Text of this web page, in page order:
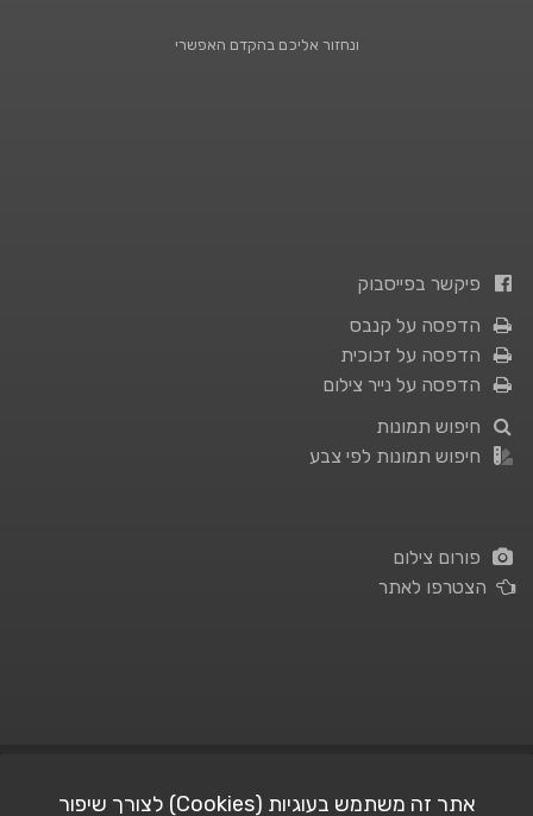
ונחזור אליכם בהקדם האפשרי
פיקשר בפייסבוק
הדפסה על קנבס
הדפסה על זכוכית
הדפסה על נייר צילום
חיפוש תמונות
חיפוש תמונות לפי צבע
פורום צילום
הצטרפו לאתר
אתר זה משתמש בעוגיות (Cookies) לצורך שיפור